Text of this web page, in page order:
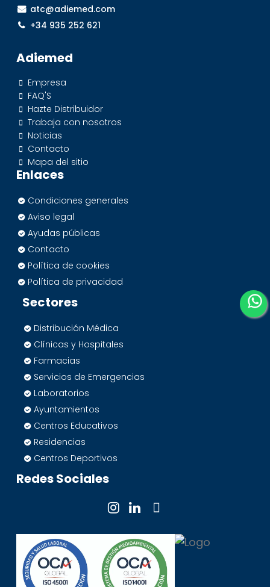
atc@adiemed.com
+34 935 252 621
Adiemed
Empresa
FAQ'S
Hazte Distribuidor
Trabaja con nosotros
Noticias
Contacto
Mapa del sitio
Enlaces
Condiciones generales
Aviso legal
Ayudas públicas
Contacto
Política de cookies
Política de privacidad
Sectores
Distribución Médica
Clínicas y Hospitales
Farmacias
Servicios de Emergencias
Laboratorios
Ayuntamientos
Centros Educativos
Residencias
Centros Deportivos
Redes Sociales